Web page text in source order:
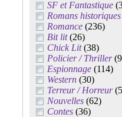
SF et Fantastique
Romans historiques
Romance (236)
Bit lit(26)
Chick Lit(38)
Policier / Thriller
Espionnage (114)
Western (30)
Terreur / Horreur
Nouvelles (62)
Contes (36)